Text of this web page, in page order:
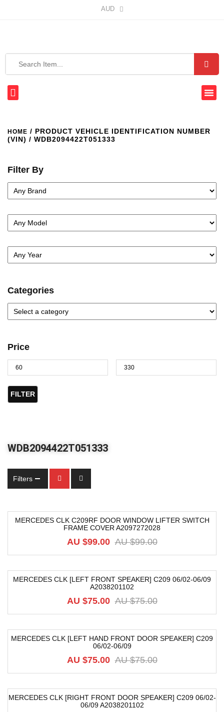
AUD
HOME / PRODUCT VEHICLE IDENTIFICATION NUMBER
(VIN) / WDB2094422T051333
Filter By
Categories
Price
FILTER
WDB2094422T051333
Filters
MERCEDES CLK C209RF DOOR WINDOW LIFTER SWITCH
FRAME COVER A2097272028
AU $99.00
AU $99.00
MERCEDES CLK [LEFT FRONT SPEAKER] C209 06/02-06/09
A2038201102
AU $75.00
AU $75.00
MERCEDES CLK [LEFT HAND FRONT DOOR SPEAKER] C209
06/02-06/09
AU $75.00
AU $75.00
MERCEDES CLK [RIGHT FRONT DOOR SPEAKER] C209 06/02-
06/09 A2038201102